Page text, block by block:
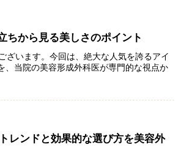
ちから見る美しさのポイント
ざいます。今回は、絶大な人気を誇るアイ
、当院の美容形成外科医が専門的な視点か
レンドと効果的な選び方を美容外